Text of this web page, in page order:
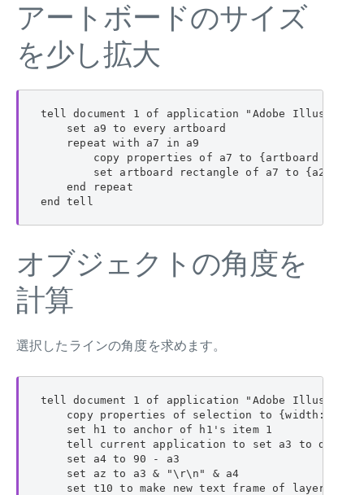
アートボードのサイズ
を少し拡大
tell document 1 of application "Adobe
    set a9 to every artboard
    repeat with a7 in a9
copy properties of a7 to {artboard
set artboard rectangle of a7 to {a2 -
    end repeat
end tell
オブジェクトの角度を
計算
選択したラインの角度を求めます。
tell document 1 of application "Adobe
copy properties of selection to {width:a1,
    set h1 to anchor of h1's item 1
tell current application to set a3 to do
    set a4 to 90 - a3
    set az to a3 & "\r\n" & a4
set t10 to make new text frame of layer 1